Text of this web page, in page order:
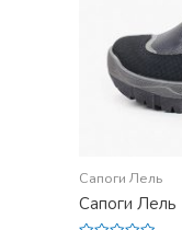
Сапоги Лель
Сапоги Лель